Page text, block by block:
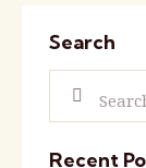
Search
Recent